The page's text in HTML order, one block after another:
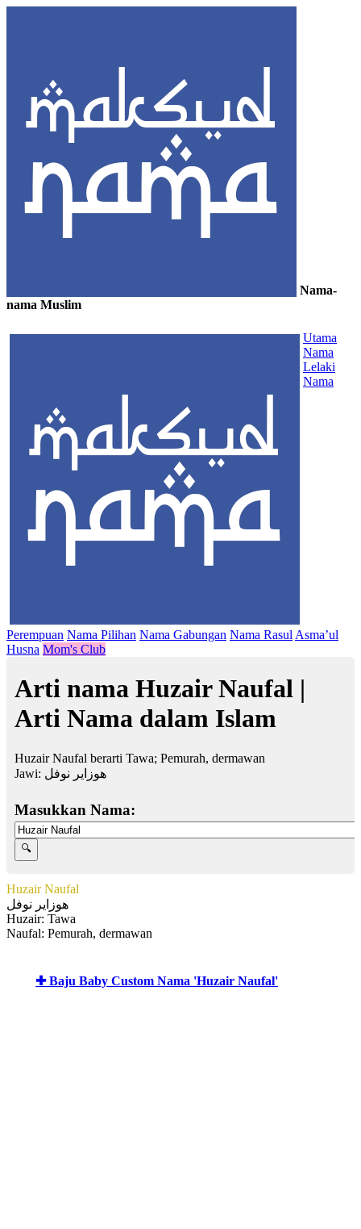
Nama-
nama Muslim
Utama
Nama
Lelaki
Nama
Perempuan Nama Pilihan Nama Gabungan Nama Rasul Asma’ul
Husna Mom's Club
Arti nama Huzair Naufal |
Arti Nama dalam Islam
Huzair Naufal berarti Tawa; Pemurah, dermawan
Jawi: هوزاير نوفل
Masukkan Nama:
Huzair Naufal
هوزاير نوفل
Huzair: Tawa
Naufal: Pemurah, dermawan
✚ Baju Baby Custom Nama 'Huzair Naufal'